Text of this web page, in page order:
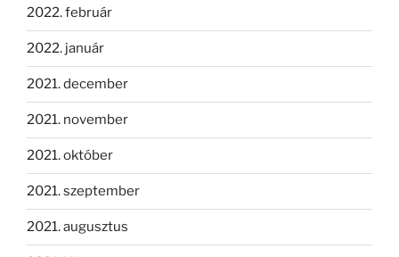
2022. február
2022. január
2021. december
2021. november
2021. október
2021. szeptember
2021. augusztus